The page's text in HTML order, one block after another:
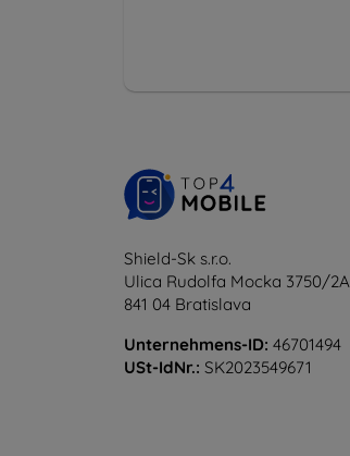
Shield-Sk s.r.o.
Ulica Rudolfa Mocka 3750/2A
841 04 Bratislava
Unternehmens-ID: 46701494
USt-IdNr.: SK2023549671